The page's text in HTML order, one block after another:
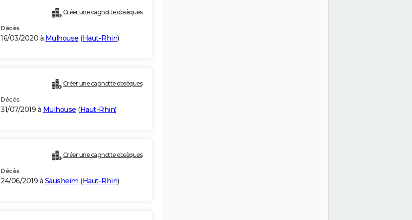
Créer une cagnotte obsèques
Décès
16/03/2020 à Mulhouse (Haut-Rhin)
Créer une cagnotte obsèques
Décès
31/07/2019 à Mulhouse (Haut-Rhin)
Créer une cagnotte obsèques
Décès
24/06/2019 à Sausheim (Haut-Rhin)